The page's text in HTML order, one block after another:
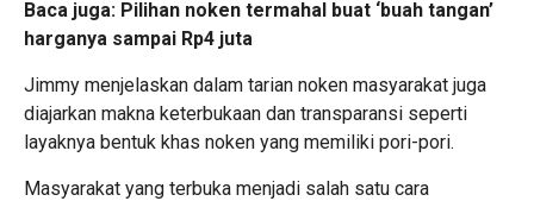
Baca juga: Pilihan noken termahal buat ‘buah tangan’
harganya sampai Rp4 juta
Jimmy menjelaskan dalam tarian noken masyarakat juga
diajarkan makna keterbukaan dan transparansi seperti
layaknya bentuk khas noken yang memiliki pori-pori.
Masyarakat yang terbuka menjadi salah satu cara